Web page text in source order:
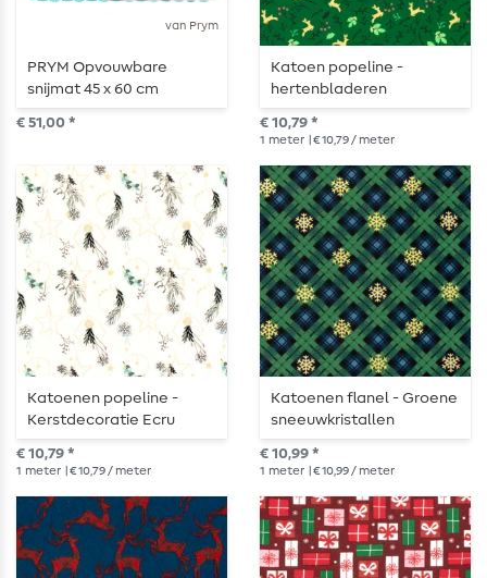
van Prym
PRYM Opvouwbare
snijmat 45 x 60 cm
€ 51,00 *
Katoen popeline -
hertenbladeren
dennengroen goud
€ 10,79 *
1 meter | € 10,79 / meter
Katoenen popeline -
Kerstdecoratie Ecru
Goud
€ 10,79 *
1 meter | € 10,79 / meter
Katoenen flanel - Groene
sneeuwkristallen
€ 10,99 *
1 meter | € 10,99 / meter